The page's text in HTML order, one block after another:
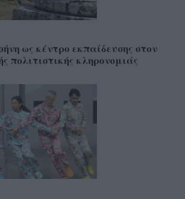
ως κέντρο εκπαίδευσης στον
πολιτιστικής κληρονομιάς